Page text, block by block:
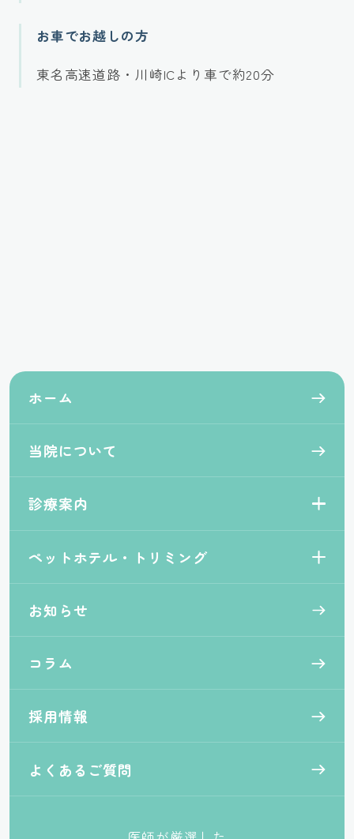
お車でお越しの方
東名高速道路・川崎ICより車で約20分
ホーム
当院について
診療案内
ペットホテル・トリミング
お知らせ
コラム
採用情報
よくあるご質問